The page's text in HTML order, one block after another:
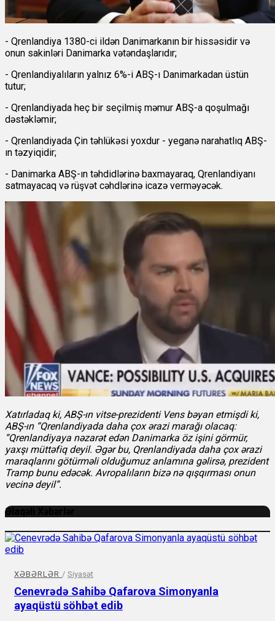
- Qrenlandiya 1380-ci ildən Danimarkanın bir hissəsidir və
onun sakinləri Danimarka vətəndaşlarıdır;
- Qrenlandiyalıların yalnız 6%-i ABŞ-ı Danimarkadan üstün
tutur;
- Qrenlandiyada heç bir seçilmiş məmur ABŞ-a qoşulmağı
dəstəkləmir;
- Qrenlandiyada Çin təhlükəsi yoxdur - yeganə narahatlıq ABŞ-
ın təzyiqidir;
- Danimarka ABŞ-ın təhdidlərinə baxmayaraq, Qrenlandiyanı
satmayacaq və rüşvət cəhdlərinə icazə verməyəcək.
Xatırladaq ki, ABŞ-ın vitse-prezidenti Vens bəyan etmişdi ki,
ABŞ-ın “Qrenlandiyada daha çox ərazi marağı olacaq:
“Qrenlandiyaya nəzarət edən Danimarka öz işini görmür,
yaxşı müttəfiq deyil. Əgər bu, Qrenlandiyada daha çox ərazi
maraqlarını götürməli olduğumuz anlamına gəlirsə, prezident
Tramp bunu edəcək. Avropalıların bizə nə qışqırması onun
vecinə deyil”.
Əlaqəli Xəbərlər
XƏBƏRLƏR / Siyasət
Cenevrədə Sahibə Qafarova Simonyanla
ayaqüstü söhbət edib